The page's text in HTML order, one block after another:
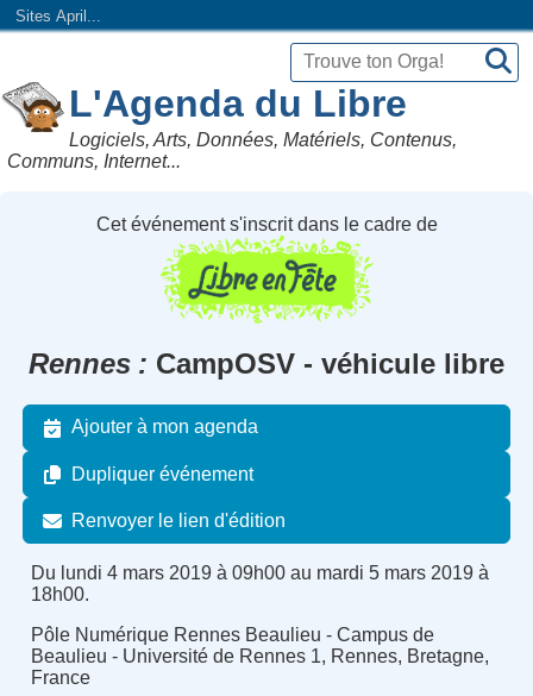
Sites April...
L'Agenda du Libre
Logiciels, Arts, Données, Matériels, Contenus,
Communs, Internet...
Cet événement s'inscrit dans le cadre de
Rennes CampOSV - véhicule libre
Ajouter à mon agenda
Dupliquer événement
Renvoyer le lien d'édition
Du lundi 4 mars 2019 à 09h00 au mardi 5 mars 2019 à
18h00.
Pôle Numérique Rennes Beaulieu - Campus de
Beaulieu - Université de Rennes 1, Rennes, Bretagne,
France